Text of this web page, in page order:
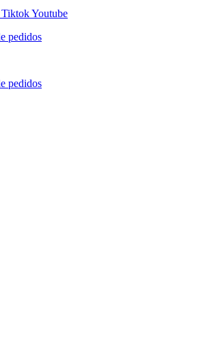
TiktokYoutube
pedidos
pedidos